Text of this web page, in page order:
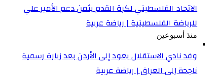
الاتحاد الفلسطيني لكرة القدم يثمن دعم الأمير علي
للرياضة الفلسطينية | رياضة عربية
منذ أسبوعين
وفد نادي الاستقلال يعود إلى الأردن بعد زيارة رسمية
ناجحة إلى العراق | رياضة عربية